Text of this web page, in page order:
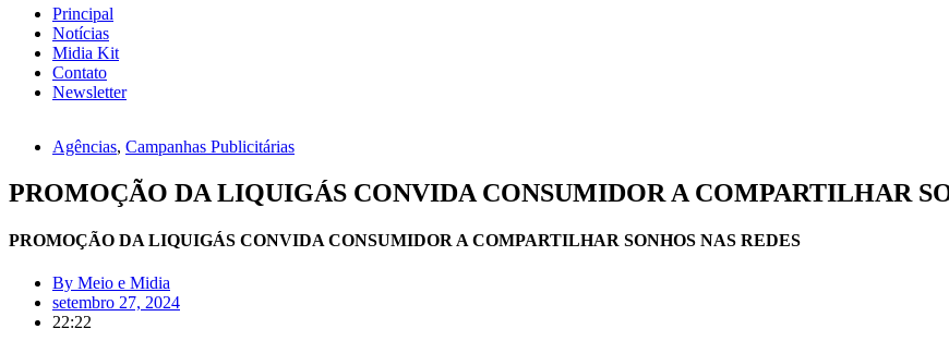
Principal
Notícias
Midia Kit
Contato
Newsletter
Agências, Campanhas Publicitárias
PROMOÇÃO DA LIQUIGÁS CONVIDA CONSUMIDOR A COMPARTILHAR
PROMOÇÃO DA LIQUIGÁS CONVIDA CONSUMIDOR A COMPARTILHAR SONHOS NAS REDES
By Meio e Midia
setembro 27, 2024
22:22